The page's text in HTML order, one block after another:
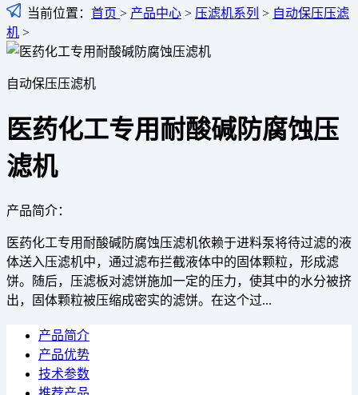
当前位置： 首页 > 产品中心 > 压滤机系列 > 自动保压压滤
机 >
自动保压压滤机
医药化工专用耐酸碱防腐蚀压
滤机
产品简介：
医药化工专用耐酸碱防腐蚀压滤机依赖于进料泵将待过滤的液
体送入压滤机中，通过滤布拦截液体中的固体颗粒，形成滤
饼。随后，压滤板对滤饼施加一定的压力，使其中的水分被挤
出，固体颗粒被压缩成密实的滤饼。在这个过...
产品简介
产品优势
技术参数